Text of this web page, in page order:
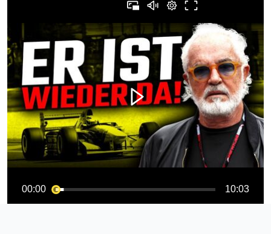
00:00 10:03